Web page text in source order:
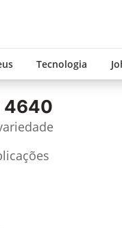
Tecnologia
4640